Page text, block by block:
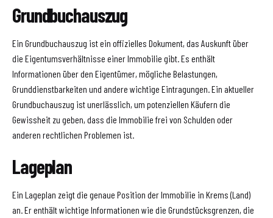
Grundbuchauszug
Ein Grundbuchauszug ist ein offizielles Dokument, das Auskunft über
die Eigentumsverhältnisse einer Immobilie gibt. Es enthält
Informationen über den Eigentümer, mögliche Belastungen,
Grunddienstbarkeiten und andere wichtige Eintragungen. Ein aktueller
Grundbuchauszug ist unerlässlich, um potenziellen Käufern die
Gewissheit zu geben, dass die Immobilie frei von Schulden oder
anderen rechtlichen Problemen ist.
Lageplan
Ein Lageplan zeigt die genaue Position der Immobilie in Krems (Land)
an. Er enthält wichtige Informationen wie die Grundstücksgrenzen, die